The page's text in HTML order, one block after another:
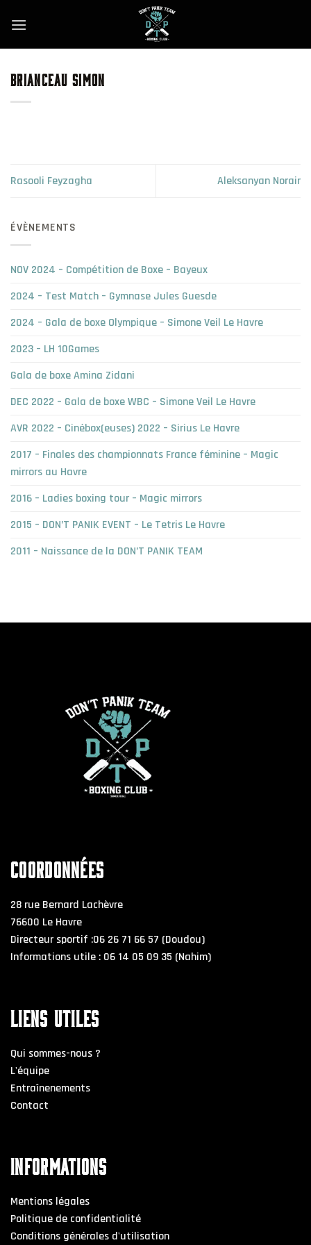
BRIANCEAU SIMON
Rasooli Feyzagha Aleksanyan Norair
ÉVÈNEMENTS
NOV 2024 – Compétition de Boxe – Bayeux
2024 – Test Match – Gymnase Jules Guesde
2024 – Gala de boxe Olympique – Simone Veil Le Havre
2023 – LH 10Games
Gala de boxe Amina Zidani
DEC 2022 – Gala de boxe WBC – Simone Veil Le Havre
AVR 2022 – Cinébox(euses) 2022 – Sirius Le Havre
2017 – Finales des championnats France féminine – Magic
mirrors au Havre
2016 – Ladies boxing tour – Magic mirrors
2015 – DON’T PANIK EVENT – Le Tetris Le Havre
2011 – Naissance de la DON’T PANIK TEAM
COORDONNÉES
28 rue Bernard Lachèvre
76600 Le Havre
Directeur sportif :06 26 71 66 57 (Doudou)
Informations utile : 06 14 05 09 35 (Nahim)
LIENS UTILES
Qui sommes-nous ?
L'équipe
Entraînenements
Contact
INFORMATIONS
Mentions légales
Politique de confidentialité
Conditions générales d'utilisation